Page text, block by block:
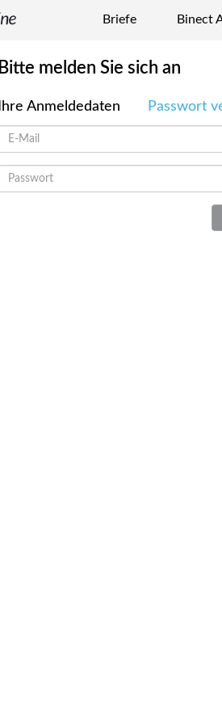
Briefe Binect
Bitte melden Sie sich an
Ihre Anmeldedaten Passwort